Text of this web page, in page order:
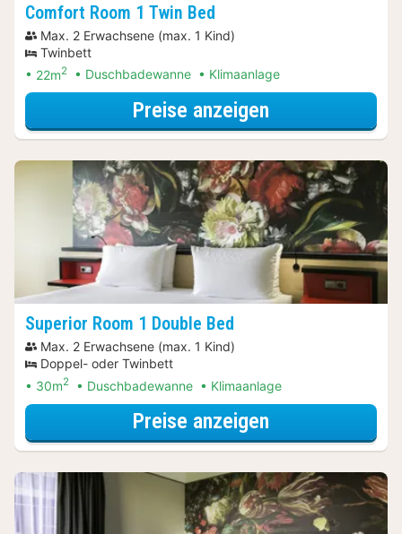
Comfort Room 1 Twin Bed
Max. 2 Erwachsene (max. 1 Kind)
Twinbett
22m2 Duschbadewanne Klimaanlage
Preise anzeigen
Superior Room 1 Double Bed
Max. 2 Erwachsene (max. 1 Kind)
Doppel- oder Twinbett
30m2 Duschbadewanne Klimaanlage
Preise anzeigen